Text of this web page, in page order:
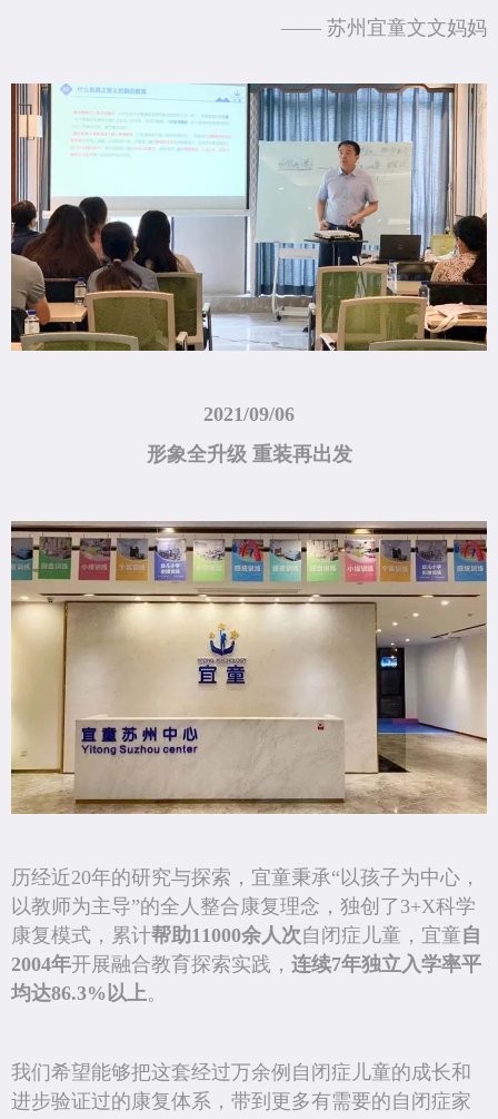
—— 苏州宜童文文妈妈
2021/09/06
形象全升级 重装再出发
历经近20年的研究与探索，宜童秉承“以孩子为中心，
以教师为主导”的全人整合康复理念，独创了3+X科学
康复模式，累计帮助11000余人次自闭症儿童，宜童自
2004年开展融合教育探索实践， 连续7年独立入学率平
均达86.3%以上。
我们希望能够把这套经过万余例自闭症儿童的成长和
进步验证过的康复体系，带到更多有需要的自闭症家